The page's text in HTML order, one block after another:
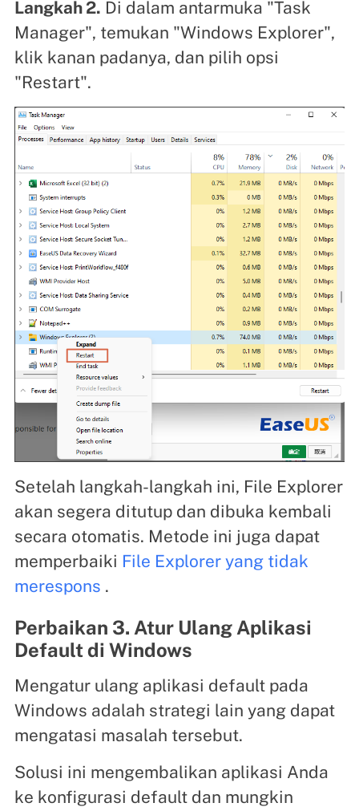
Langkah 2. Di dalam antarmuka "Task
Manager", temukan "Windows Explorer",
klik kanan padanya, dan pilih opsi
"Restart".
Setelah langkah-langkah ini, File Explorer
akan segera ditutup dan dibuka kembali
secara otomatis. Metode ini juga dapat
memperbaiki File Explorer yang tidak
merespons .
Perbaikan 3. Atur Ulang Aplikasi
Default di Windows
Mengatur ulang aplikasi default pada
Windows adalah strategi lain yang dapat
mengatasi masalah tersebut.
Solusi ini mengembalikan aplikasi Anda
ke konfigurasi default dan mungkin